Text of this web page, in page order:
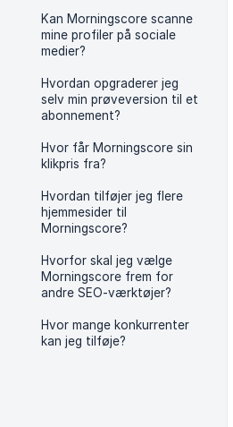
Kan Morningscore scanne
mine profiler på sociale
medier?
Hvordan opgraderer jeg
selv min prøveversion til et
abonnement?
Hvor får Morningscore sin
klikpris fra?
Hvordan tilføjer jeg flere
hjemmesider til
Morningscore?
Hvorfor skal jeg vælge
Morningscore frem for
andre SEO-værktøjer?
Hvor mange konkurrenter
kan jeg tilføje?